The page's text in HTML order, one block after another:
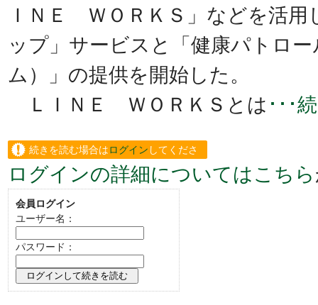
ＩＮＥ ＷＯＲＫＳ」などを活
ップ」サービスと「健康パトロ
ム）」の提供を開始した。
ＬＩＮＥ ＷＯＲＫＳとは ･･･
続きを読む場合はログイン してくださ
い。
ログインの詳細についてはこちら
会員ログイン
ユーザー名：
パスワード：